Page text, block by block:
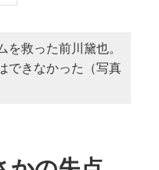
を救った前川黛也。
できなかった（写真